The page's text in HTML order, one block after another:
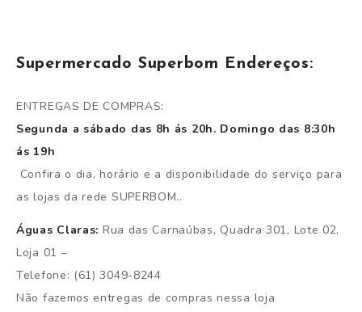
Supermercado Superbom Endereços:
ENTREGAS DE COMPRAS:
Segunda a sábado das 8h ás 20h. Domingo das 8:30h
ás 19h
Confira o dia, horário e a disponibilidade do serviço para
as lojas da rede SUPERBOM..
Águas Claras: Rua das Carnaúbas, Quadra 301, Lote 02,
Loja 01 –
Telefone: (61) 3049-8244
Não fazemos entregas de compras nessa loja